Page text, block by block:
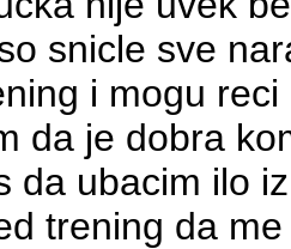
snicle sve
i mogu
da je dobra
da ubacim ilo
trening da